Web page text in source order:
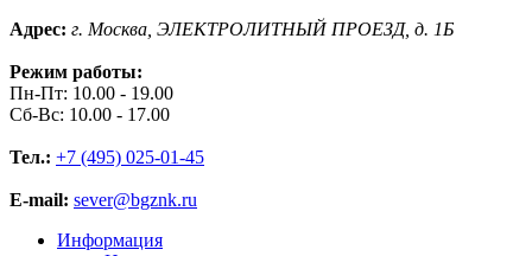
Адрес: г. Москва, ЭЛЕКТРОЛИТНЫЙ ПРОЕЗД, д. 1Б
Режим работы:
Пн-Пт: 10.00 - 19.00
Сб-Вс: 10.00 - 17.00
Тел.: +7 (495) 025-01-45
E-mail: sever@bgznk.ru
Информация